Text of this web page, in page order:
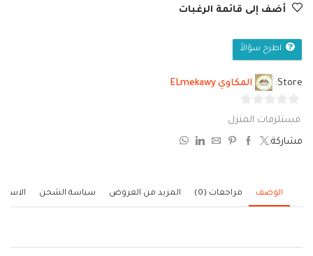
أضف إلى قائمة الرغبات
اطرح سؤالاً
Store: المكاوي ELmekawy
0
مستلزمات المنزل
مشاركة:
الوصف مراجعات (0) المزيد من العروض سياسة الشحن